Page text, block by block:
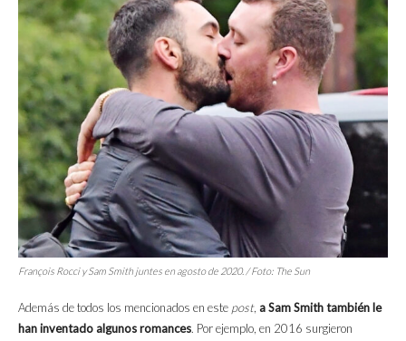
François Rocci y Sam Smith juntes en agosto de 2020. / Foto: The Sun
Además de todos los mencionados en este post, a Sam Smith también le
han inventado algunos romances. Por ejemplo, en 2016 surgieron